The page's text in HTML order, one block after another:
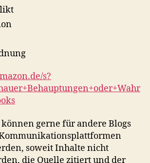
s?
gerne für andere Blogs
soweit Inhalte nicht
die Quelle zitiert und der